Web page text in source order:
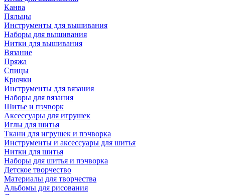
Канва
Пяльцы
Инструменты для вышивания
Наборы для вышивания
Нитки для вышивания
Вязание
Пряжа
Спицы
Крючки
Инструменты для вязания
Наборы для вязания
Шитье и пэчворк
Аксессуары для игрушек
Иглы для шитья
Ткани для игрушек и пэчворка
Инструменты и аксессуары для шитья
Нитки для шитья
Наборы для шитья и пэчворка
Детское творчество
Материалы для творчества
Альбомы для рисования